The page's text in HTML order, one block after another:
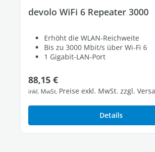
devolo WiFi 6 Repeater 3000
Erhöht die WLAN-Reichweite
Bis zu 3000 Mbit/s über Wi-Fi 6
1 Gigabit-LAN-Port
Regulärer Preis:
88,15 €
inkl. MwSt. Preise exkl. MwSt. zzgl.
Details